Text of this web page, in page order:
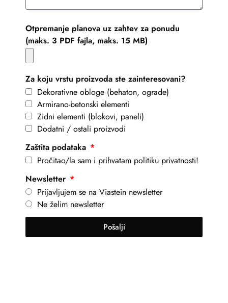
Otpremanje planova uz zahtev za ponudu
(maks. 3 PDF fajla, maks. 15 MB)
Za koju vrstu proizvoda ste zainteresovani?
Dekorativne obloge (behaton, ograde)
Armirano-betonski elementi
Zidni elementi (blokovi, paneli)
Dodatni / ostali proizvodi
Zaštita podataka
Pročitao/la sam i prihvatam politiku privatnosti!
Newsletter
Prijavljujem se na Viastein newsletter
Ne želim newsletter
Pošalji